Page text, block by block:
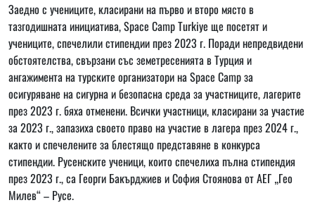
Заедно с учениците, класирани на първо и второ място в
тазгодишната инициатива, Space Camp Turkiye ще посетят и
учениците, спечелили стипендии през 2023 г. Поради непредвидени
обстоятелства, свързани със земетресенията в Турция и
ангажимента на турските организатори на Space Camp за
осигуряване на сигурна и безопасна среда за участниците, лагерите
през 2023 г. бяха отменени. Всички участници, класирани за участие
за 2023 г., запазиха своето право на участие в лагера през 2024 г.,
както и спечелените за блестящо представяне в конкурса
стипендии. Русенските ученици, които спечелиха пълна стипендия
през 2023 г., са Георги Бакърджиев и София Стоянова от АЕГ „Гео
Милев“ – Русе.